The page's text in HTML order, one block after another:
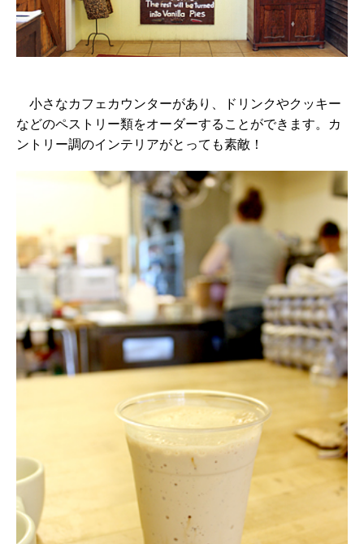
小さなカフェカウンターがあり、ドリンクやクッキー
などのペストリー類をオーダーすることができます。カ
ントリー調のインテリアがとっても素敵！